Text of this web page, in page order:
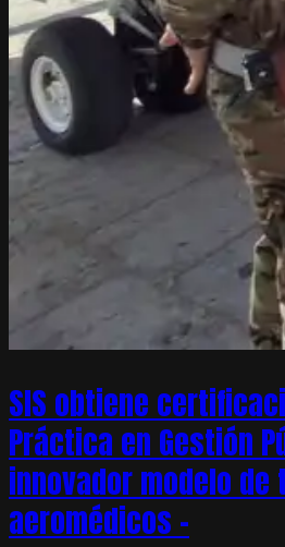
SIS obtiene
Práctica en Gestión
innovador modelo
aeromédicos –